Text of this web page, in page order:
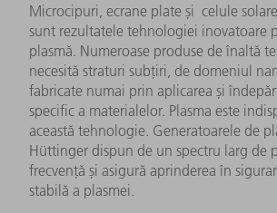
Microcipuri, ecrane plate și celule
sunt rezultatele tehnologiei inovatoare
plasmă. Numeroase produse de înaltă
necesită straturi subțiri, de domeniul
fabricate numai prin aplicarea și
specific a materialelor. Plasma este
această tehnologie. Generatoarele de
Hüttinger dispun de un spectru larg de
frecvență și asigură aprinderea în
stabilă a plasmei.